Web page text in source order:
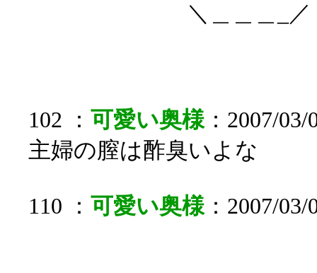
＼＿＿＿_／
102 ： 可愛い奥様：2007/
主婦の膣は酢臭いよな
110 ： 可愛い奥様：2007/03/